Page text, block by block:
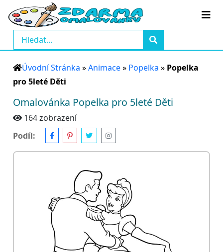
Úvodní Stránka »Animace» Popelka » Popelka
pro 5leté Děti
Omalovánka Popelka pro 5leté Děti
164 zobrazení
Podíl: